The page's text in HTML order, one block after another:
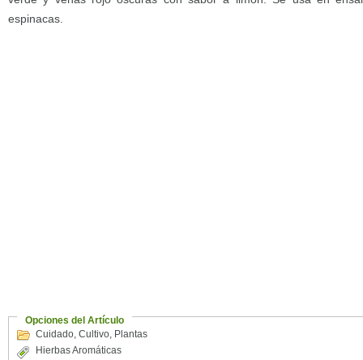
espinacas.
Opciones del Artículo
Cuidado, Cultivo, Plantas
Hierbas Aromáticas